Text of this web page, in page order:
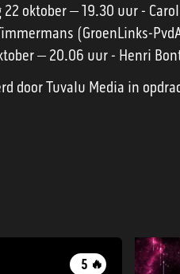
22 oktober – 19.30 uur -
(GroenLinks-
– 20.06 uur - Henri
door Tuvalu Media in
5 🔥